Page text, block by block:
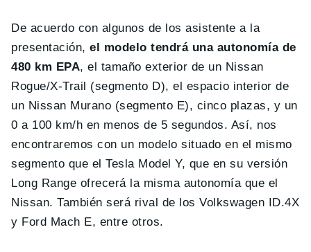
De acuerdo con algunos de los asistente a la
presentación,el modelo tendrá una autonomía de
480 km EPA, el tamaño exterior de un Nissan
Rogue/X-Trail (segmento D), el espacio interior de
un Nissan Murano (segmento E), cinco plazas, y un
0 a 100 km/h en menos de 5 segundos. Así, nos
encontraremos con un modelo situado en el mismo
segmento que el Tesla Model Y, que en su versión
Long Range ofrecerá la misma autonomía que el
Nissan. También será rival de los Volkswagen ID.4X
y Ford Mach E, entre otros.